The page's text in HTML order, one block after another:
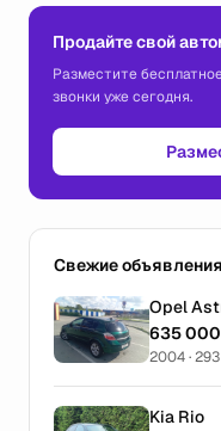
Продайте свой
Разместите
звонки уже сегодня.
Свежие объявления
Opel
635
2004 ·
Kia Rio